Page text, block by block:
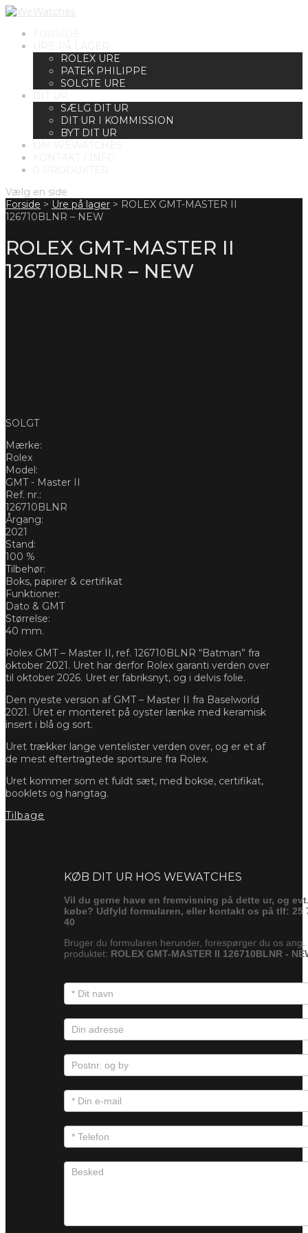
ROLEX URE
PATEK PHILIPPE
SOLGTE URE
SÆLG DIT UR
DIT UR I KOMMISSION
BYT DIT UR
Vælg en side
Forside > Ure på lager > ROLEX GMT-MASTER II
126710BLNR – NEW
ROLEX GMT-MASTER II
126710BLNR – NEW
SOLGT
Mærke:
Rolex
Model:
GMT - Master II
Ref. nr.:
126710BLNR
Årgang:
2021
Stand:
100 %
Tilbehør:
Boks, papirer & certifikat
Funktioner:
Dato & GMT
Størrelse:
40 mm.
Rolex GMT – Master II, ref. 126710BLNR “Batman” fra
oktober 2021. Uret har derfor Rolex garanti verden over
til oktober 2026. Uret er fabriksnyt, og i delvis folie.
Den nyeste version af GMT – Master II fra Baselworld
2021. Uret er monteret på oyster lænke med keramisk
insert i blå og sort.
Uret trækker lange ventelister verden over, og er et af
de mest eftertragtede sportsure fra Rolex.
Uret kommer som et fuldt sæt, med bokse, certifikat,
booklets og hangtag.
Tilbage
KØB DIT UR HOS WEWATCHES
Vil du gerne have en fremvisning på dette ur, og
købe? Udfyld formularen, eller kontakt os på tlf: 25
40
Bruger du formularen herunder, forespørger du os ang.
produktet: ROLEX GMT-MASTER II 126710BLNR -